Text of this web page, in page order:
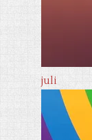
juli